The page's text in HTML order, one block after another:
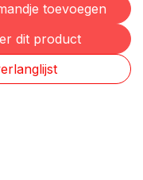
toevoegen
dit product